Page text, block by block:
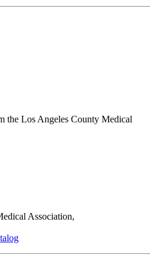
the Los Angeles County Medical
Association,